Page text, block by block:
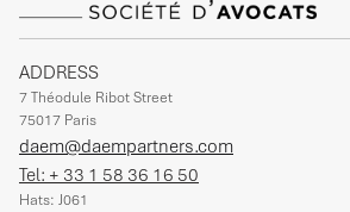
ADDRESS
7 Théodule Ribot Street
75017 Paris
daem@daempartners.com
Tel: + 33 1 58 36 16 50
Hats: J061